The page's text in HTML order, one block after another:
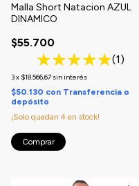
Malla Short Natacion AZUL
DINAMICO
$55.700
(1)
3x $18.566,67 sin interés
$50.130 con Transferencia o
depósito
¡Solo quedan 4 en stock!
Comprar